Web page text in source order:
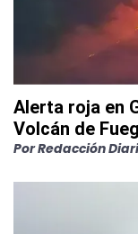
Alerta roja en
Volcán de
PorRedacción